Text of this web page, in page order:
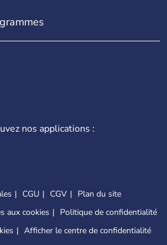
nos applications :
CGU CGV
Plan du site
aux cookies
Politique de confidentialité
Afficher le centre de confidentialité